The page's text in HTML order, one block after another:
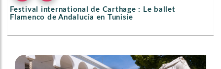
Festival international de Carthage : Le ballet
Flamenco de Andalucía en Tunisie